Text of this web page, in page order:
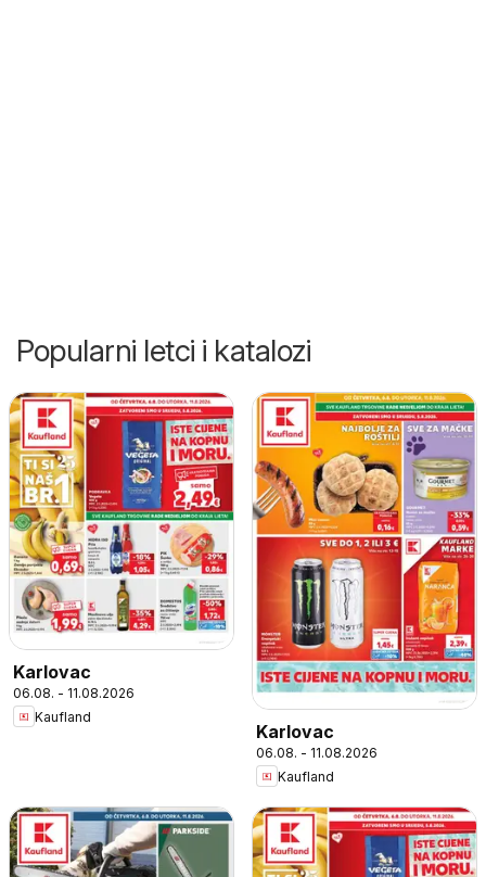
Popularni letci i katalozi
Karlovac
06.08. - 11.08.2026
Kaufland
Karlovac
06.08. - 11.08.2026
Kaufland